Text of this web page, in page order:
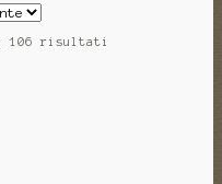
106 risultati